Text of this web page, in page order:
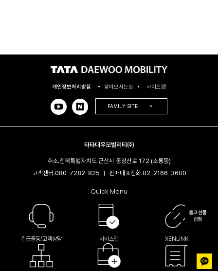
개인정보처리방침 찾아오시는길 사이트맵
FAMILY SITE
타타대우모빌리티㈜
주소.전북특별자치도 군산시 동장산로 172 (소룡동)
고객센터.080-7282-825 | 판매대표전화.02-2166-3600​
Quick Menu
긴급출동/고객상담 서비스앱 XENLINK